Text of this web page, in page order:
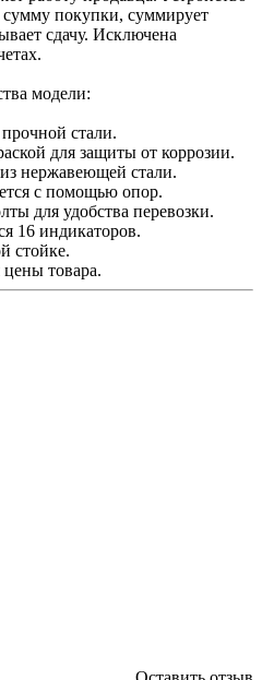
сумму покупки, суммирует
сдачу. Исключена
модели:
стали.
для защиты от коррозии.
нержавеющей стали.
с помощью опор.
для удобства перевозки.
16 индикаторов.
стойке.
товара.